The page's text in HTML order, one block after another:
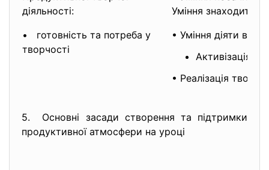
діяльності:
• готовність та потреба у
творчості
Уміння знаходити
• Уміння діяти в
Активізація
• Реалізація
5. Основні засади створення та підтримки
продуктивної атмосфери на уроці